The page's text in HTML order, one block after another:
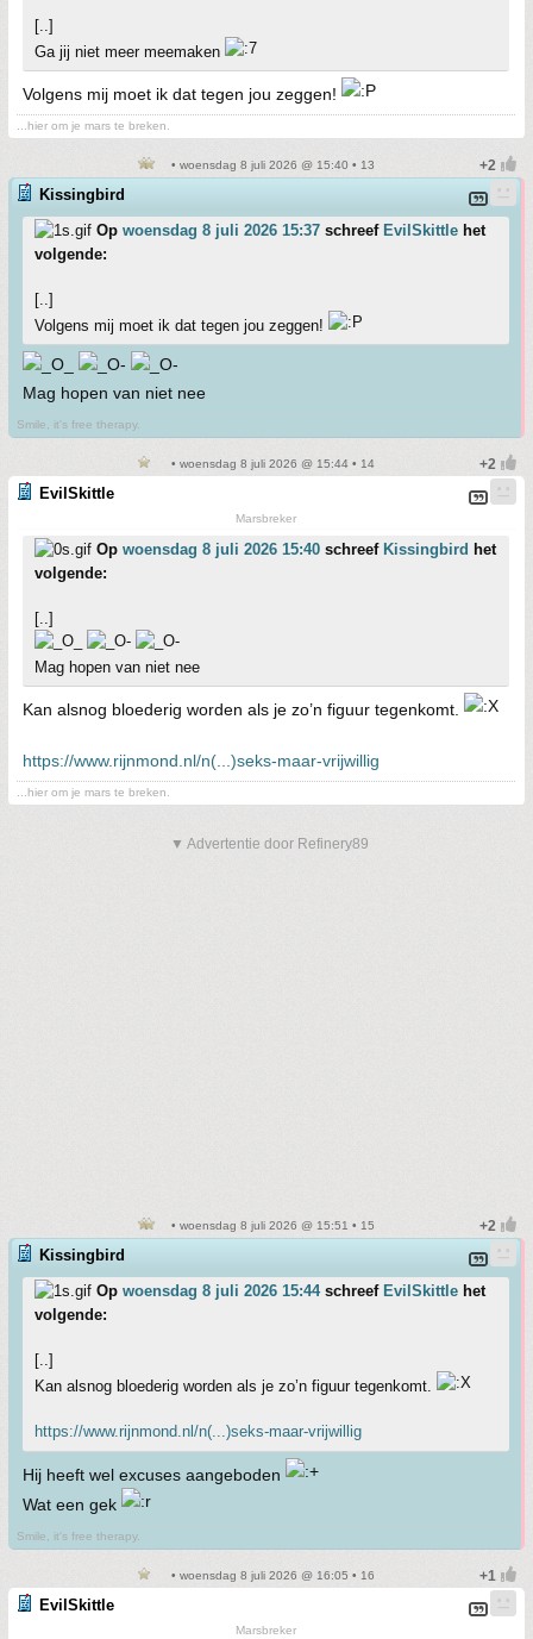
[..]
Ga jij niet meer meemaken
Volgens mij moet ik dat tegen jou zeggen!
...hier om je mars te breken.
• woensdag 8 juli 2026 @ 15:40 • 13
Kissingbird
Op woensdag 8 juli 2026 15:37 schreef EvilSkittle het
volgende:
[..]
Volgens mij moet ik dat tegen jou zeggen!
Mag hopen van niet nee
Smile, it's free therapy.
• woensdag 8 juli 2026 @ 15:44 • 14
EvilSkittle
Marsbreker
Op woensdag 8 juli 2026 15:40 schreef Kissingbird het
volgende:
[..]
Mag hopen van niet nee
Kan alsnog bloederig worden als je zo’n figuur tegenkomt.
https://www.rijnmond.nl/n(...)seks-maar-vrijwillig
...hier om je mars te breken.
▼ Advertentie door Refinery89
• woensdag 8 juli 2026 @ 15:51 • 15
Kissingbird
Op woensdag 8 juli 2026 15:44schreef EvilSkittle het
volgende:
[..]
Kan alsnog bloederig worden als je zo’n figuur tegenkomt.
https://www.rijnmond.nl/n(...)seks-maar-vrijwillig
Hij heeft wel excuses aangeboden
Wat een gek
Smile, it's free therapy.
• woensdag 8 juli 2026 @ 16:05 • 16
EvilSkittle
Marsbreker